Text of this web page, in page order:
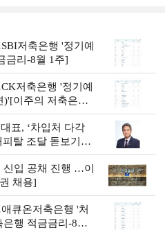
저축은행 '정기예
금리-8월 1주]
저축은행 '정기예
)'[이주의 저축은행
표, ‘차입처 다각
탈 조달 돋보기
신입 공채 진행 …이
채용]
큐온저축은행 '처
행 적금금리-8월